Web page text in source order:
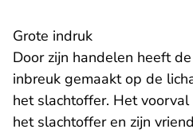
Grote indruk
Door zijn handelen heeft
inbreuk gemaakt op de
het slachtoffer. Het
het slachtoffer en zijn